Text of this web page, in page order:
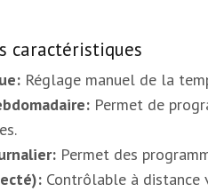
caractéristiques
Réglage manuel de la
Permet de
Permet des
Contrôlable à distance